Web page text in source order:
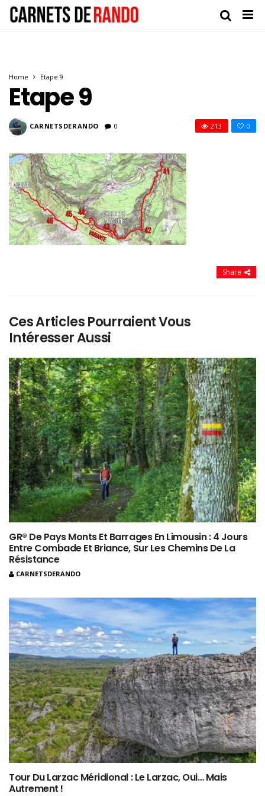
Home Etape 9
Etape 9
CARNETSDERANDO 0 0
213
Share
Ces Articles Pourraient Vous
Intéresser Aussi
GR® De Pays Monts Et Barrages En Limousin : 4 Jours
Entre Combade Et Briance, Sur Les Chemins De La
Résistance
CARNETSDERANDO
Tour Du Larzac Méridional : Le Larzac, Oui… Mais
Autrement !